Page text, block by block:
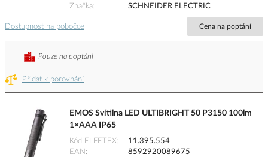
Značka SCHNEIDER ELECTRIC
Dostupnost na pobočce Cena na poptání
Přidat k porovnání
Pouze na poptání
EMOS Svítilna LED ULTIBRIGHT 50 P3150 100lm
1×AAA IP65
Kód ELFETEX
11.395.554
EAN
8592920089675